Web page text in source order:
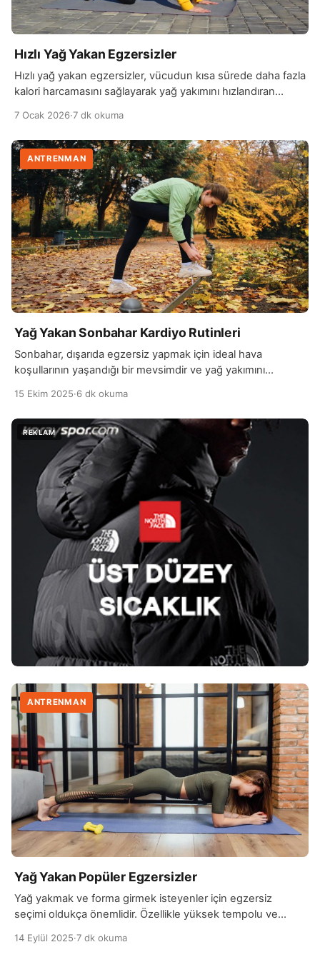
Hızlı Yağ Yakan Egzersizler
Hızlı yağ yakan egzersizler, vücudun kısa sürede daha fazla
kalori harcamasını sağlayarak yağ yakımını hızlandıran
tempolu ve çok sayıda kas grubunu aynı anda çalıştıran
hareketlerden oluşur. Kalp atış hızını yükselten bu tür
aktiviteler, metabolizmayı hızlandırarak enerji ihtiyacını artırır
ve yağ depolarının kullanılmasını destekler. Bu tür
egzersizlerin başında koşu, ip […]
7 Ocak 2026·7 dk okuma
ANTRENMAN
Yağ Yakan Sonbahar Kardiyo Rutinleri
Sonbahar, dışarıda egzersiz yapmak için ideal hava
koşullarının yaşandığı bir mevsimdir ve yağ yakımını
fazla enerji harcamasına ve böylece kalori yakımının
artmasına yardımcı olur. Sonbaharda yapılacak kardiyo
egzersizleri, hem yağ yakımını destekler hem de bağışıklık
sistemini güçlendirir, ruh halini iyileştirir. Yağ yakan […]
15 Ekim 2025·6 dk okuma
ANTRENMAN
Yağ Yakan Popüler Egzersizler
Yağ yakmak ve forma girmek isteyenler için egzersiz
seçimi oldukça önemlidir. Özellikle yüksek tempolu ve
için etkili yöntemler sunar. Bu noktada en popüler yağ
14 Eylül 2025·7 dk okuma